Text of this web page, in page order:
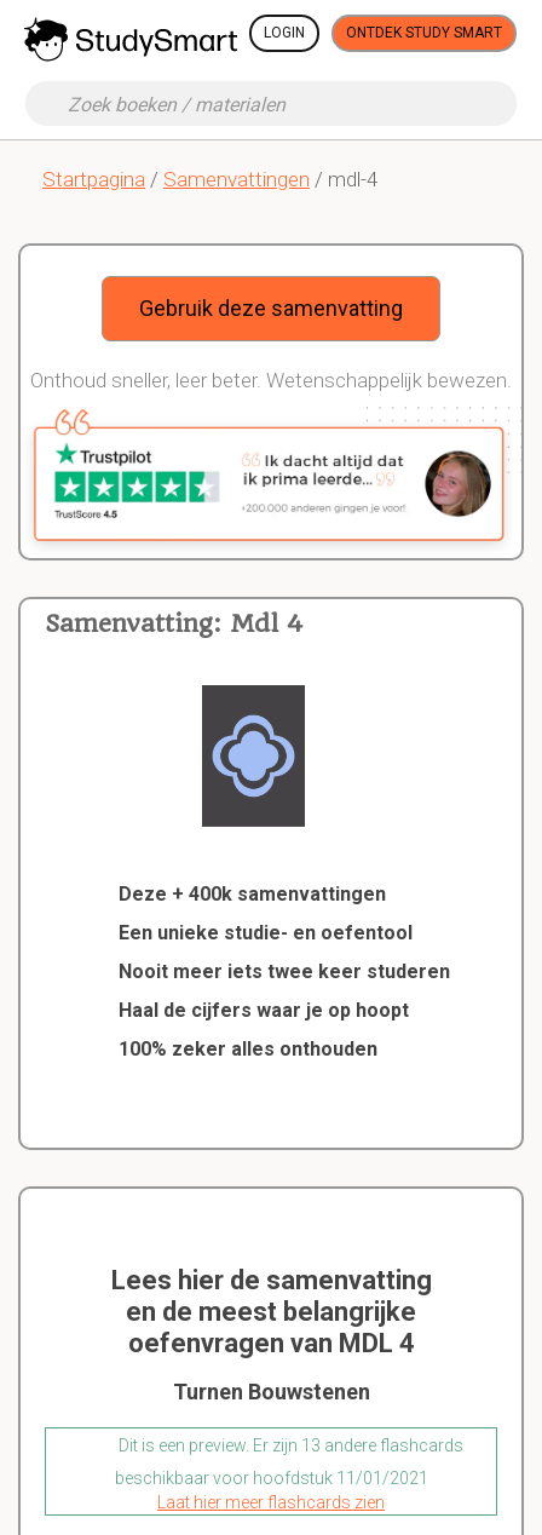
LOGIN ONTDEK STUDY SMART
Startpagina / Samenvattingen / mdl-4
Samenvatting: Mdl 4
Deze + 400k samenvattingen
Een unieke studie- en oefentool
Nooit meer iets twee keer studeren
Haal de cijfers waar je op hoopt
100% zeker alles onthouden
Gebruik deze samenvatting
Onthoud sneller, leer beter. Wetenschappelijk bewezen.
Lees hier de samenvatting
en de meest belangrijke
oefenvragen van MDL 4
Turnen Bouwstenen
Dit is een preview. Er zijn 13 andere flashcards
beschikbaar voor hoofdstuk 11/01/2021
Laat hier meer flashcards zien